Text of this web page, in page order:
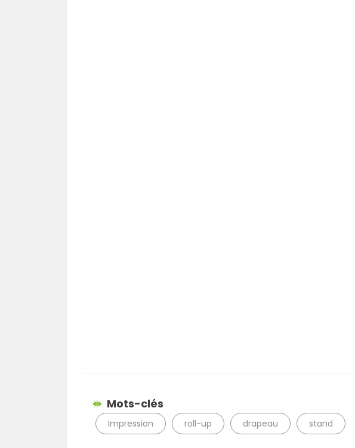
Mots-clés
Impression roll-up drapeau stand